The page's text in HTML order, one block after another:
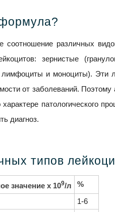
соотношение различных
зернистые
и моноциты). Эти
от заболеваний. Поэтому
патологического
диагноз.
типов
значение x 109/л
%
1-6